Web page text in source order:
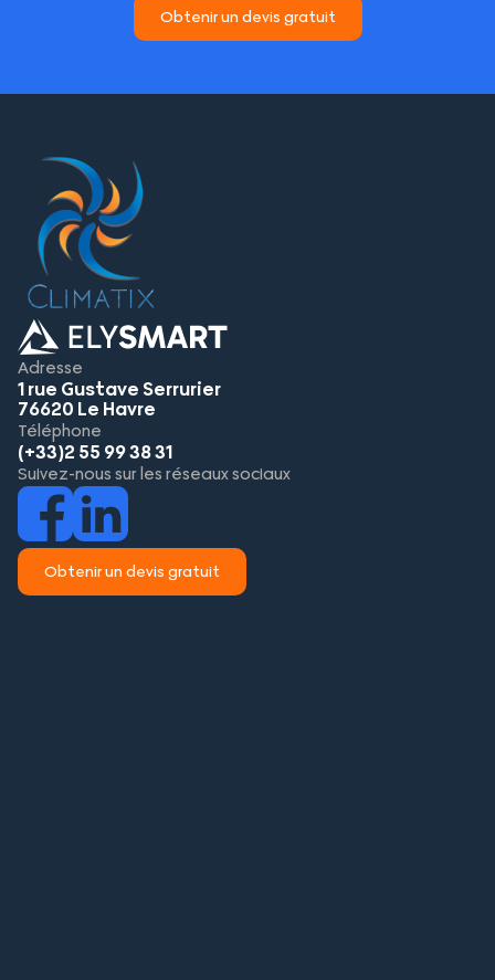
Obtenir un devis gratuit
Adresse
1 rue Gustave Serrurier
76620 Le Havre
Téléphone
(+33)2 55 99 38 31
Suivez-nous sur les réseaux sociaux
Obtenir un devis gratuit